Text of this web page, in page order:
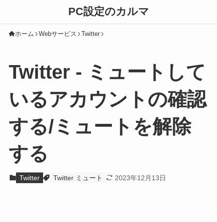
PC設定のカルマ
ホーム Webサービス Twitter
Twitter - ミュートして
いるアカウントの確認
する/ミュートを解除
する
Twitter Twitter ミュート 2023年12月13日